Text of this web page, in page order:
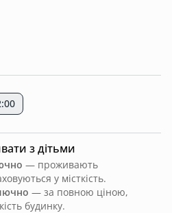
з дітьми
— проживають
у місткість.
— за повною ціною,
будинку.